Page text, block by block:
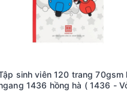
sinh viên 120 trang 70gsm
1436 hồng hà ( 1436 -